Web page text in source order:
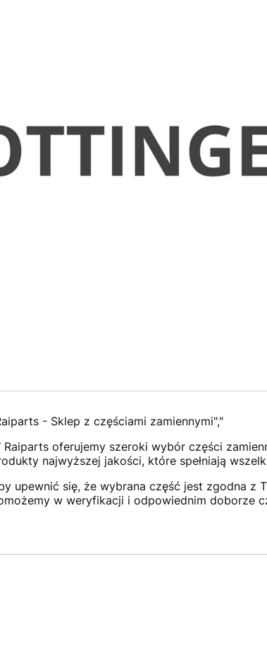
- Sklep z częściami zamiennymi","
Raiparts oferujemy szeroki wybór części
najwyższej jakości, które spełniają
upewnić się, że wybrana część jest zgodna z
w weryfikacji i odpowiednim doborze